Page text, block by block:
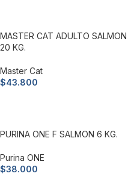
MASTER CAT ADULTO SALMON
20 KG.
Master Cat
$43.800
PURINA ONE F SALMON 6 KG.
Purina ONE
$38.000